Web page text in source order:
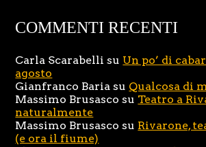
COMMENTI RECENTI
Carla Scarabelli su Un po’ di
agosto
Gianfranco Baria su Qualcosa di
Massimo Brusasco su Teatro a
naturalmente
Massimo Brusasco su Rivarone,
(e ora il fiume)